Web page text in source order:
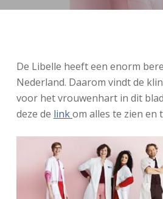
De Libelle heeft een enorm
Nederland. Daarom vindt de
voor het vrouwenhart in dit
deze de linkom alles te zien en